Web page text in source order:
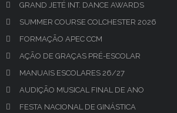
GRAND JETÉ INT. DANCE AWARDS
SUMMER COURSE COLCHESTER 2026
FORMAÇÃO APEC CCM
AÇÃO DE GRAÇAS PRÉ-ESCOLAR
MANUAIS ESCOLARES 26/27
AUDIÇÃO MUSICAL FINAL DE ANO
FESTA NACIONAL DE GINÁSTICA